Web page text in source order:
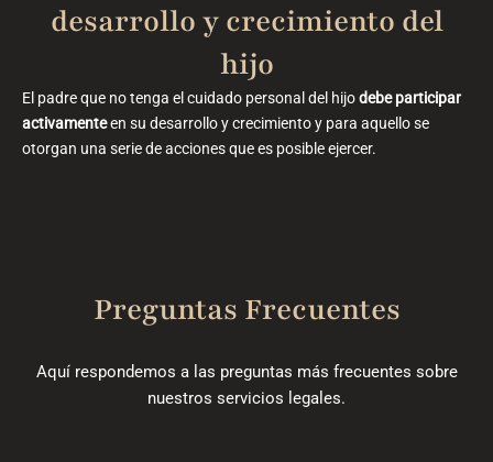
desarrollo y crecimiento del
hijo
El padre que no tenga el cuidado personal del hijodebe participar
activamenteen su desarrollo y crecimiento y para aquello se
otorgan una serie de acciones que es posible ejercer.
Preguntas Frecuentes
Aquí respondemos a las preguntas más frecuentes sobre
nuestros servicios legales.